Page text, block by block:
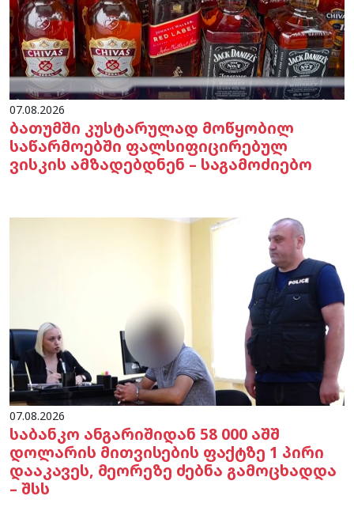
07.08.2026
ბათუმში კუსტარულად მოწყობილ
საწარმოებში ფალსიფიცირებულ
ვისკის ამზადებდნენ – საგამოძიებო
07.08.2026
საბანკო ანგარიშიდან 58 000 აშშ
დოლარის მითვისების ფაქტზე 1 პირი
დააკავეს, მეორეზე ძებნა გამოცხადდა
– შსს